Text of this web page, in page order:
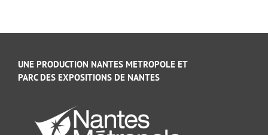
UNE PRODUCTION NANTES METROPOLE ET
PARC DES EXPOSITIONS DE NANTES